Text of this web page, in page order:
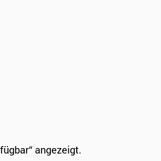
angezeigt.